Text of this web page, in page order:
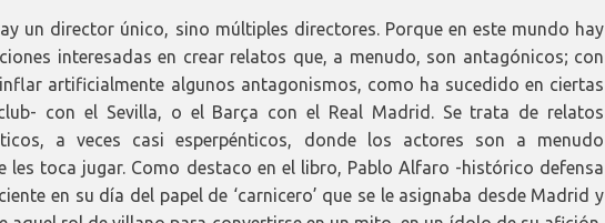
un director único, sino múltiples directores. Porque en este mundo hay
interesadas en crear relatos que, a menudo, son antagónicos; con
artificialmente algunos antagonismos, como ha sucedido en ciertas
con el Sevilla, o el Barça con el Real Madrid. Se trata de relatos
a veces casi esperpénticos, donde los actores son a menudo
les toca jugar. Como destaco en el libro, Pablo Alfaro -histórico defensa
en su día del papel de ‘carnicero’ que se le asignaba desde Madrid y